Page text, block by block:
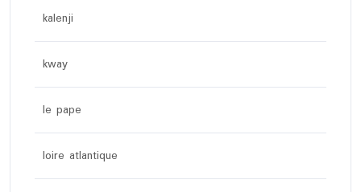
kalenji
kway
le pape
loire atlantique